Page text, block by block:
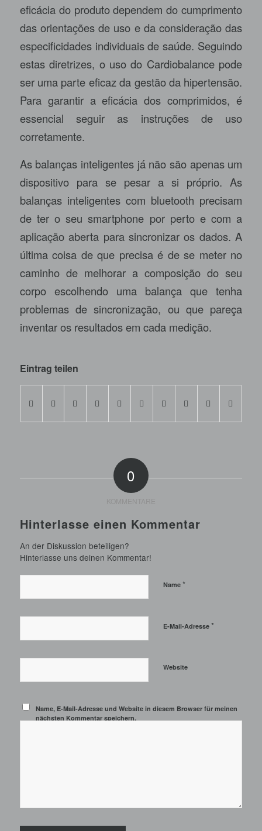
eficácia do produto dependem do cumprimento
das orientações de uso e da consideração das
especificidades individuais de saúde. Seguindo
estas diretrizes, o uso do Cardiobalance pode
ser uma parte eficaz da gestão da hipertensão.
Para garantir a eficácia dos comprimidos, é
essencial seguir as instruções de uso
corretamente.
As balanças inteligentes já não são apenas um
dispositivo para se pesar a si próprio. As
balanças inteligentes com bluetooth precisam
de ter o seu smartphone por perto e com a
aplicação aberta para sincronizar os dados. A
última coisa de que precisa é de se meter no
caminho de melhorar a composição do seu
corpo escolhendo uma balança que tenha
problemas de sincronização, ou que pareça
inventar os resultados em cada medição.
Eintrag teilen
0
KOMMENTARE
Hinterlasse einen Kommentar
An der Diskussion beteiligen?
Hinterlasse uns deinen Kommentar!
Name *
E-Mail-Adresse *
Website
Name, E-Mail-Adresse und Website in diesem Browser für meinen
nächsten Kommentar speichern.